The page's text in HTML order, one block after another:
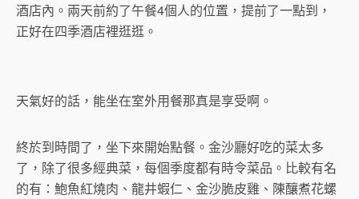
酒店內。兩天前約了午餐4個人的位置，提前了一點到，
正好在四季酒店裡逛逛。
天氣好的話，能坐在室外用餐那真是享受啊。
終於到時間了，坐下來開始點餐。金沙廳好吃的菜太多
了，除了很多經典菜，每個季度都有時令菜品。比較有名
的有：鮑魚紅燒肉、龍井蝦仁、金沙脆皮雞、陳釀煮花螺